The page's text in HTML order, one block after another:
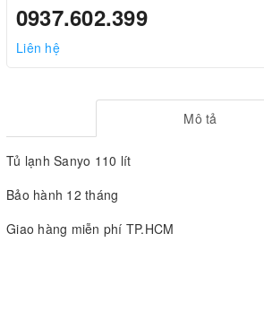
0937.602.399
Liên hệ
Mô tả
Tủ lạnh Sanyo 110 lít
Bảo hành 12 tháng
Giao hàng miễn phí TP.HCM